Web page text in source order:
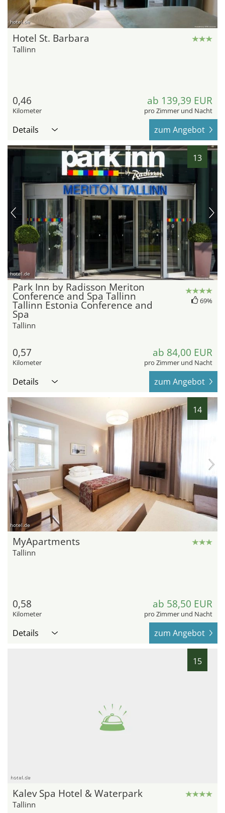
hotel.de
Hotel St. Barbara
Tallinn
0,46
Kilometer
ab 139,39 EUR
pro Zimmer und Nacht
Details zum Angebot
13
hotel.de
Park Inn by Radisson Meriton
Conference and Spa Tallinn
Tallinn Estonia Conference and
Spa
Tallinn
69%
0,57
Kilometer
ab 84,00 EUR
pro Zimmer und Nacht
Details zum Angebot
14
hotel.de
MyApartments
Tallinn
0,58
Kilometer
ab 58,50 EUR
pro Zimmer und Nacht
Details zum Angebot
15
hotel.de
Kalev Spa Hotel & Waterpark
Tallinn